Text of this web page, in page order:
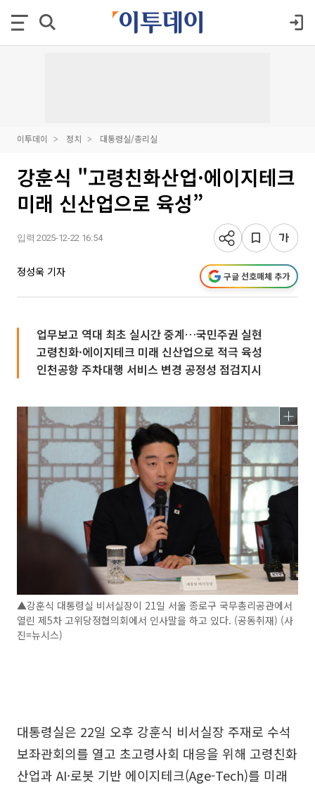
이투데이 정치 대통령실/총리실
강훈식 "고령친화산업·에이지테크
미래 신산업으로 육성”
입력 2025-12-22 16:54
정성욱 기자 구글 선호매체 추가
업무보고 역대 최초 실시간 중계…국민주권 실현
고령친화·에이지테크 미래 신산업으로 적극 육성
인천공항 주차대행 서비스 변경 공정성 점검지시
▲강훈식 대통령실 비서실장이 21일 서울 종로구 국무총리공관에서
열린 제5차 고위당정협의회에서 인사말을 하고 있다. (공동취재) (사
진=뉴시스)
대통령실은 22일 오후 강훈식 비서실장 주재로 수석
보좌관회의를 열고 초고령사회 대응을 위해 고령친화
산업과 AI·로봇 기반 에이지테크(Age-Tech)를 미래